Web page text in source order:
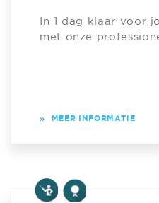
In 1 dag klaar voor
met onze
» MEER INFORMATIE